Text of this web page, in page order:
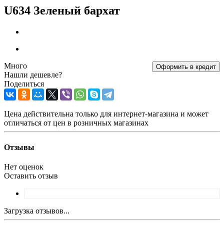
U634 Зеленый бархат
Оформить в кредит
Много
Нашли дешевле?
Поделиться
Цена действительна только для интернет-магазина и может
отличаться от цен в розничных магазинах
Отзывы
Нет оценок
Оставить отзыв
Загрузка отзывов...